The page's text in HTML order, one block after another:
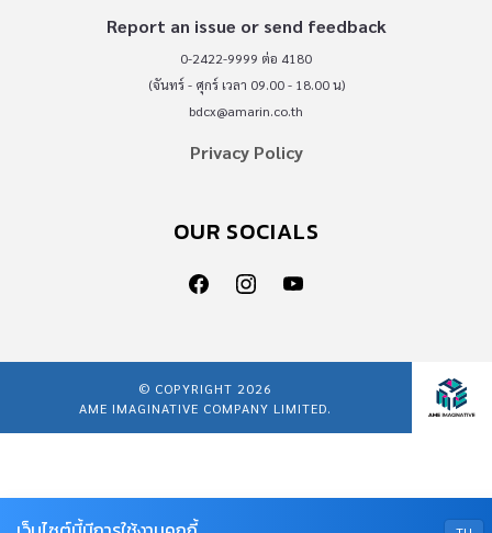
Report an issue or send feedback
0-2422-9999 ต่อ 4180
(จันทร์ - ศุกร์ เวลา 09.00 - 18.00 น)
bdcx@amarin.co.th
Privacy Policy
OUR SOCIALS
© COPYRIGHT 2026
AME IMAGINATIVE COMPANY LIMITED.